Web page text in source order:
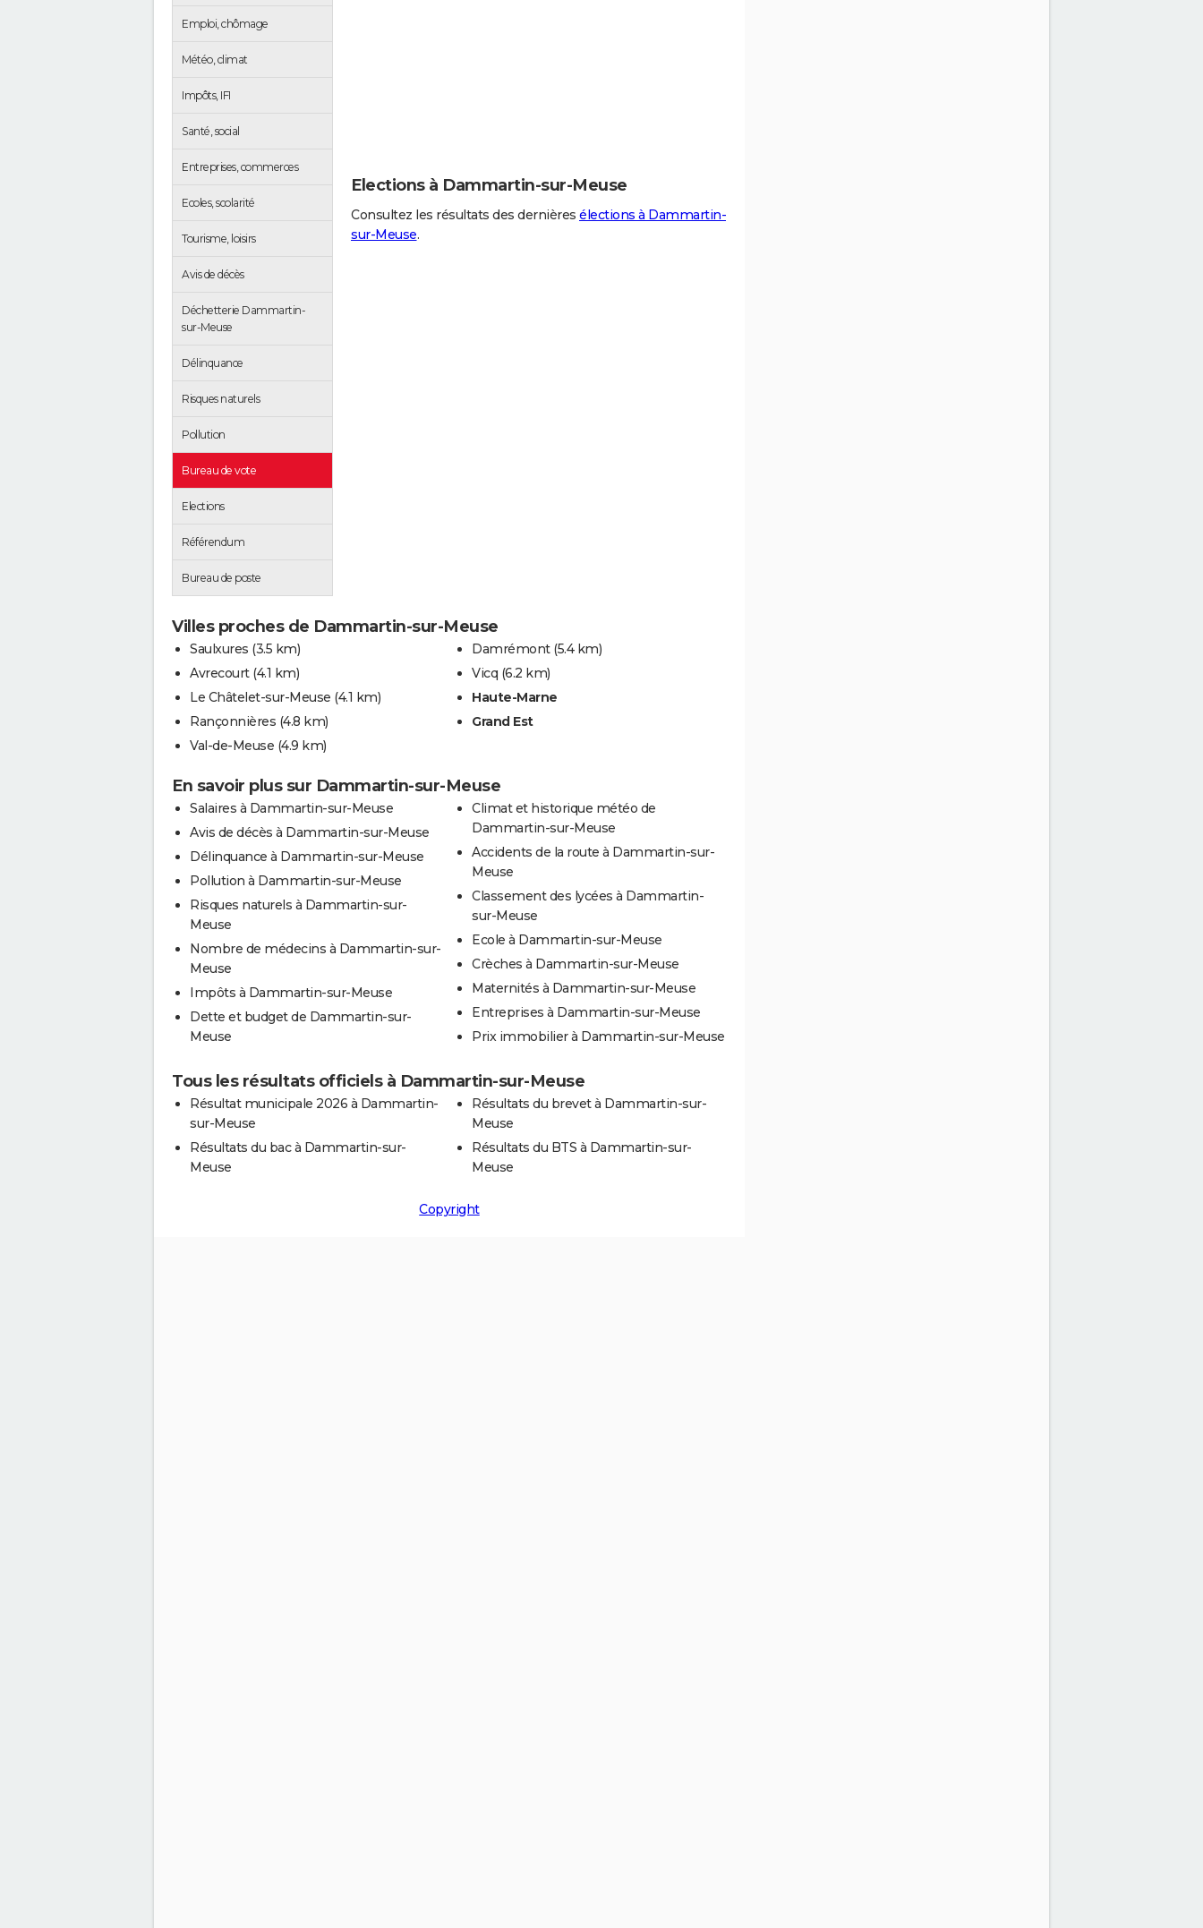
Emploi, chômage
Météo, climat
Impôts, IFI
Santé, social
Entreprises, commerces
Ecoles, scolarité
Tourisme, loisirs
Avis de décès
Déchetterie Dammartin-
sur-Meuse
Délinquance
Risques naturels
Pollution
Bureau de vote
Elections
Référendum
Bureau de poste
Elections à Dammartin-sur-Meuse
Consultez les résultats des dernières élections à Dammartin-
sur-Meuse.
Villes proches de Dammartin-sur-Meuse
Saulxures (3.5 km)
Avrecourt (4.1 km)
Le Châtelet-sur-Meuse (4.1 km)
Rançonnières (4.8 km)
Val-de-Meuse (4.9 km)
Damrémont (5.4 km)
Vicq (6.2 km)
Haute-Marne
Grand Est
En savoir plus sur Dammartin-sur-Meuse
Salaires à Dammartin-sur-Meuse
Avis de décès à Dammartin-sur-Meuse
Délinquance à Dammartin-sur-Meuse
Pollution à Dammartin-sur-Meuse
Risques naturels à Dammartin-sur-
Meuse
Nombre de médecins à Dammartin-sur-
Meuse
Impôts à Dammartin-sur-Meuse
Dette et budget de Dammartin-sur-
Meuse
Climat et historique météo de
Dammartin-sur-Meuse
Accidents de la route à Dammartin-sur-
Meuse
Classement des lycées à Dammartin-
sur-Meuse
Ecole à Dammartin-sur-Meuse
Crèches à Dammartin-sur-Meuse
Maternités à Dammartin-sur-Meuse
Entreprises à Dammartin-sur-Meuse
Prix immobilier à Dammartin-sur-Meuse
Tous les résultats officiels à Dammartin-sur-Meuse
Résultat municipale 2026 à Dammartin-
sur-Meuse
Résultats du bac à Dammartin-sur-
Meuse
Résultats du brevet à Dammartin-sur-
Meuse
Résultats du BTS à Dammartin-sur-
Meuse
Copyright